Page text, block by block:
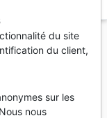
libéré
du site
du client,
sur les
nous